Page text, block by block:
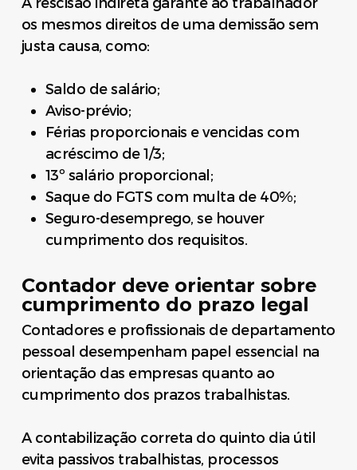
os mesmos direitos de uma demissão sem
justa causa, como:
Saldo de salário;
Aviso-prévio;
Férias proporcionais e vencidas com
acréscimo de 1/3;
13º salário proporcional;
Saque do FGTS com multa de 40%;
Seguro-desemprego, se houver
cumprimento dos requisitos.
Contador deve orientar sobre
cumprimento do prazo legal
Contadores e profissionais de departamento
pessoal desempenham papel essencial na
orientação das empresas quanto ao
cumprimento dos prazos trabalhistas.
A contabilização correta do quinto dia útil
evita passivos trabalhistas, processos